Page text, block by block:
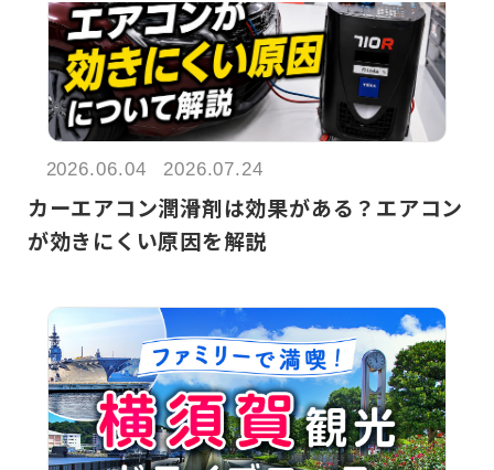
電子公告
企業年金
自動車引取業登録通知書
お客さま本位の業務運営方針（FD宣言）
価格協議に関する基本方針
ルノーNT販売
2026.06.04 2026.07.24
カーエアコン潤滑剤は効果がある？エアコン
が効きにくい原因を解説